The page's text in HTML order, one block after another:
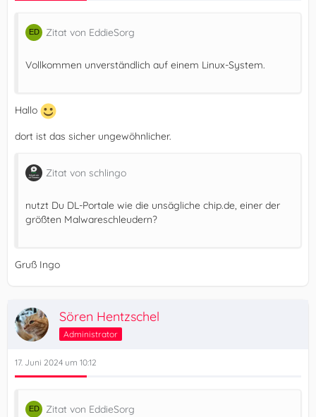
Zitat von EddieSorg
Vollkommen unverständlich auf einem Linux-System.
Hallo
dort ist das sicher ungewöhnlicher.
Zitat von schlingo
nutzt Du DL-Portale wie die unsägliche chip.de, einer der
größten Malwareschleudern?
Gruß Ingo
Sören Hentzschel
Administrator
17. Juni 2024 um 10:12
Zitat von EddieSorg